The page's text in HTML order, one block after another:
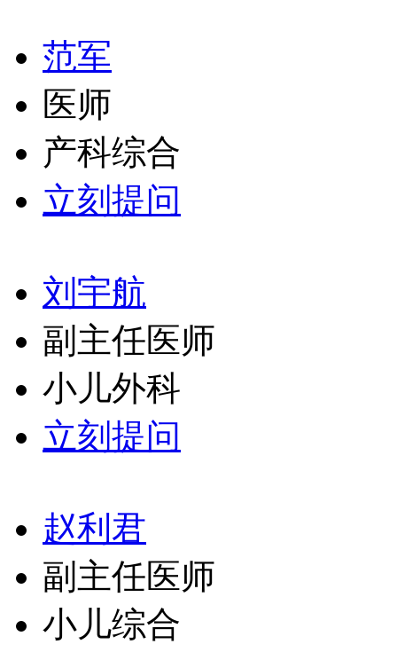
范军
医师
产科综合
立刻提问
刘宇航
副主任医师
小儿外科
立刻提问
赵利君
副主任医师
小儿综合